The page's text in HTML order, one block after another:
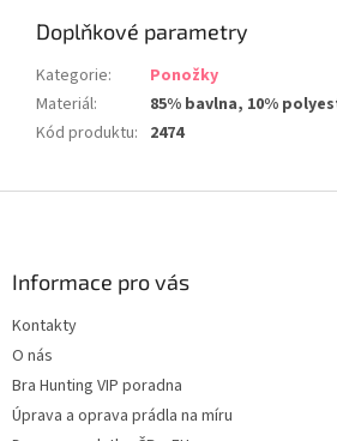
Doplňkové parametry
Kategorie:
Ponožky
Materiál:
85% bavlna, 10%
Kód produktu: 2474
Informace pro vás
Kontakty
O nás
Bra Hunting VIP poradna
Úprava a oprava prádla na míru